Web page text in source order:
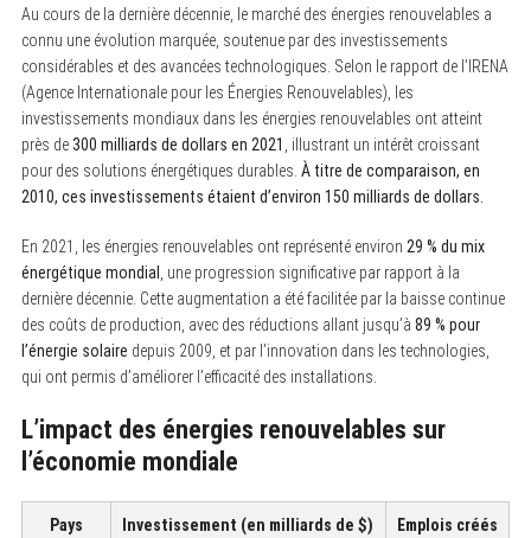
Au cours de la dernière décennie, le marché des énergies renouvelables a
connu une évolution marquée, soutenue par des investissements
considérables et des avancées technologiques. Selon le rapport de l’IRENA
(Agence Internationale pour les Énergies Renouvelables), les
investissements mondiaux dans les énergies renouvelables ont atteint
près de300 milliards de dollars en 2021
, illustrant un intérêt croissant
pour des solutions énergétiques durables. À titre de comparaison, en
2010, ces investissements étaient d’environ 150 milliards de dollars.
En 2021, les énergies renouvelables ont représenté environ 29 % du mix
énergétique mondial
, une progression significative par rapport à la
dernière décennie. Cette augmentation a été facilitée par la baisse continue
des coûts de production, avec des réductions allant jusqu’à 89 % pour
l’énergie solaire depuis 2009, et par l’innovation dans les technologies,
qui ont permis d’améliorer l’efficacité des installations.
L’impact des énergies renouvelables sur
l’économie mondiale
Pays Investissement (en milliards de $) Emplois créés